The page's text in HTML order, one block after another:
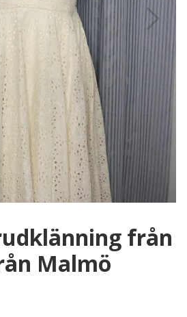
från
Malmö